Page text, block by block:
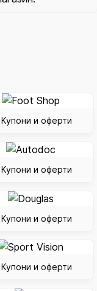
Купони и оферти
Купони и оферти
Купони и оферти
Купони и оферти